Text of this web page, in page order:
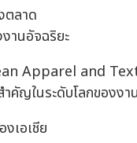
ตลาด
านอัจฉริยะ
Apparel and
คัญในระดับโลกของงา
เอเชีย